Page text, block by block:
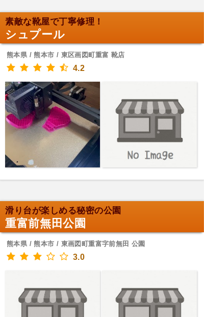
素敵な靴屋で丁寧修理！
シュプール
熊本県 / 熊本市 / 東区画図町重富 靴店
4.2
滑り台が楽しめる秘密の公園
重富前無田公園
熊本県 / 熊本市 / 東画図町重富字前無田 公園
3.0